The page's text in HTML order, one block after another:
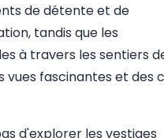
de détente et de
tandis que les
à travers les sentiers
vues fascinantes et des
d'explorer les vestiges